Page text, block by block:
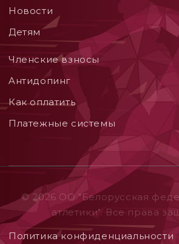
Новости
Детям
Членские взносы
Aнтидопинг
Как оплатить
Платежные системы
© 2026 ОO "Белорусская
атлетики". Все права
Политика конфиденциальности